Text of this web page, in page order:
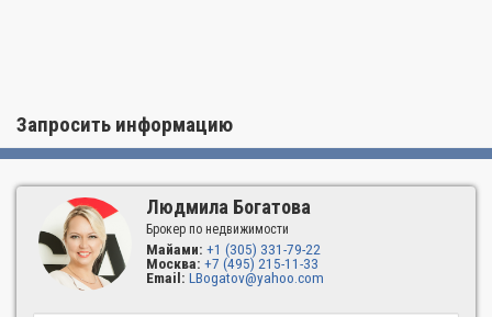
Запросить информацию
Людмила Богатова
Брокер по недвижимости
Майами: +1 (305) 331-79-22
Москва: +7 (495) 215-11-33
Email: LBogatov@yahoo.com